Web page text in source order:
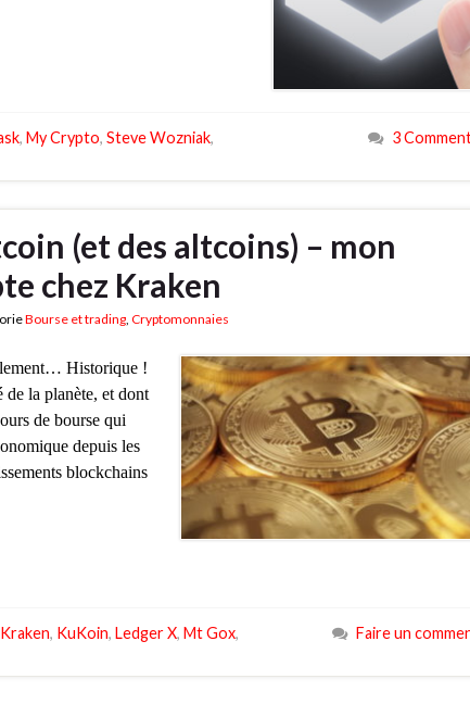
, My Crypto, Steve Wozniak,
3
(et des altcoins) – mon
chez Kraken
Bourse et trading Cryptomonnaies
Historique !
la planète, et dont
de bourse qui
depuis les
blockchains
Kraken, KuKoin, Ledger X, Mt Gox,
Faire un